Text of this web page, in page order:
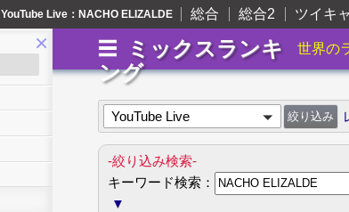
YouTube Live：NACHO ELIZALDE 総合 総合2 ツイキ
ミックスランキ
ング
世界の
×
YouTube Live
-絞り込み検索-
キーワード検索：
▼